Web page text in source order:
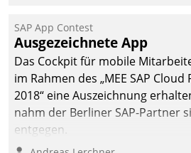
SAP App Contest
Ausgezeichnete App
Das Cockpit für mobile
im Rahmen des „MEE SAP
2018“ eine Auszeichnung
nahm der Berliner SAP-Partner
entgegen.